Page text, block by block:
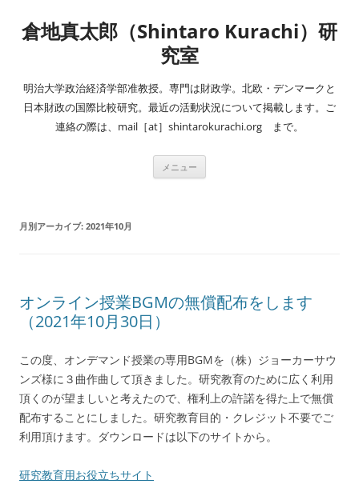
テ
ン
キ
ッ
プ
倉地真太郎（Shintaro Kurachi）研
究室
明治大学政治経済学部准教授。専門は財政学。北欧・デンマークと
日本財政の国際比較研究。最近の活動状況について掲載します。ご
連絡の際は、mail［at］shintarokurachi.org まで。
メニュー
月別アーカイブ: 2021年10月
オンライン授業BGMの無償配布をします
（2021年10月30日）
この度、オンデマンド授業の専用BGMを（株）ジョーカーサウ
ンズ様に３曲作曲して頂きました。研究教育のために広く利用
頂くのが望ましいと考えたので、権利上の許諾を得た上で無償
配布することにしました。研究教育目的・クレジット不要でご
利用頂けます。ダウンロードは以下のサイトから。
研究教育用お役立ちサイト